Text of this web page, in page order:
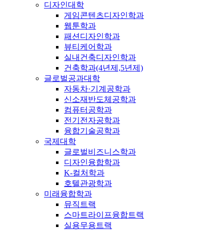
디자인대학
게임콘텐츠디자인학과
웹툰학과
패션디자인학과
뷰티케어학과
실내건축디자인학과
건축학과(4년제,5년제)
글로벌공과대학
자동차·기계공학과
신소재반도체공학과
컴퓨터공학과
전기전자공학과
융합기술공학과
국제대학
글로벌비즈니스학과
디자인융합학과
K-컬처학과
호텔관광학과
미래융합학과
뮤직트랙
스마트라이프융합트랙
실용무용트랙